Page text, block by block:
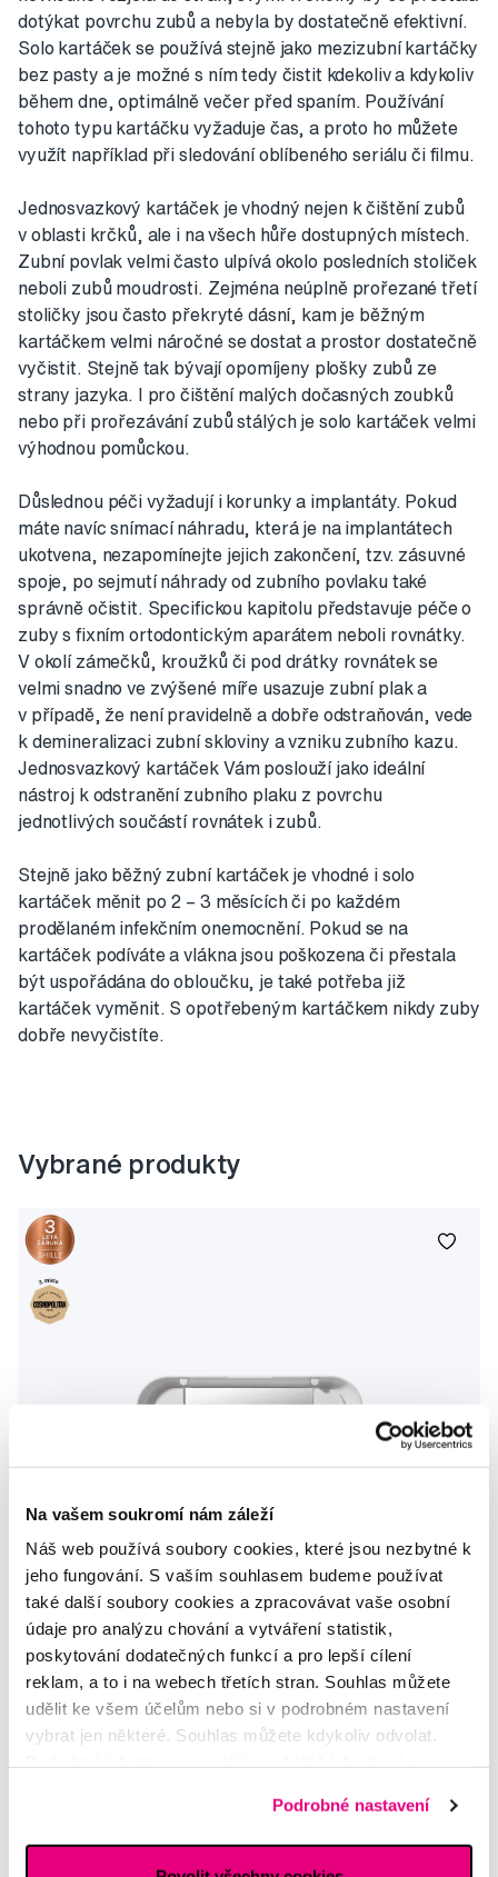
Na vašem soukromí nám záleží
Náš web používá soubory cookies, které jsou nezbytné k
jeho fungování. S vaším souhlasem budeme používat
také další soubory cookies a zpracovávat vaše osobní
údaje pro analýzu chování a vytváření statistik,
poskytování dodatečných funkcí a pro lepší cílení
reklam, a to i na webech třetích stran. Souhlas můžete
udělit ke všem účelům nebo si v podrobném nastavení
vybrat jen některé. Souhlas můžete kdykoliv odvolat.
Podrobné nastavení
dotýkat povrchu zubů a nebyla by dostatečně efektivní.
Solo kartáček se používá stejně jako mezizubní kartáčky
bez pasty a je možné s ním tedy čistit kdekoliv a kdykoliv
během dne, optimálně večer před spaním. Používání
tohoto typu kartáčku vyžaduje čas, a proto ho můžete
využít například při sledování oblíbeného seriálu či filmu.
Jednosvazkový kartáček je vhodný nejen k čištění zubů
v oblasti krčků, ale i na všech hůře dostupných místech.
Zubní povlak velmi často ulpívá okolo posledních stoliček
neboli zubů moudrosti. Zejména neúplně prořezané třetí
stoličky jsou často překryté dásní, kam je běžným
kartáčkem velmi náročné se dostat a prostor dostatečně
vyčistit. Stejně tak bývají opomíjeny plošky zubů ze
strany jazyka. I pro čištění malých dočasných zoubků
nebo při prořezávání zubů stálých je solo kartáček velmi
výhodnou pomůckou.
Důslednou péči vyžadují i korunky a implantáty. Pokud
máte navíc snímací náhradu, která je na implantátech
ukotvena, nezapomínejte jejich zakončení, tzv. zásuvné
spoje, po sejmutí náhrady od zubního povlaku také
správně očistit. Specifickou kapitolu představuje péče o
zuby s fixním ortodontickým aparátem neboli rovnátky.
V okolí zámečků, kroužků či pod drátky rovnátek se
velmi snadno ve zvýšené míře usazuje zubní plak a
v případě, že není pravidelně a dobře odstraňován, vede
k demineralizaci zubní skloviny a vzniku zubního kazu.
Jednosvazkový kartáček Vám poslouží jako ideální
nástroj k odstranění zubního plaku z povrchu
jednotlivých součástí rovnátek i zubů.
Stejně jako běžný zubní kartáček je vhodné i solo
kartáček měnit po 2 – 3 měsících či po každém
prodělaném infekčním onemocnění. Pokud se na
kartáček podíváte a vlákna jsou poškozena či přestala
být uspořádána do obloučku, je také potřeba již
kartáček vyměnit. S opotřebeným kartáčkem nikdy zuby
dobře nevyčistíte.
Vybrané produkty
Novinka
Akce
SMILLE Sonic Brush - Prémiový sonický kartáček s kónickými
vlákny SANGI, bílý
3 699 Kč
Do košíku